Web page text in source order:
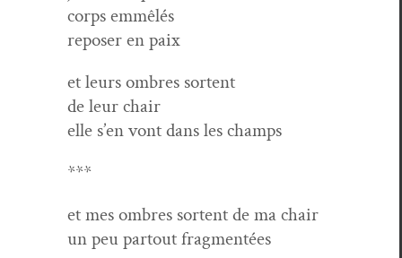
corps emmêlés
repos­er en paix
et leurs ombres sortent
de leur chair
elle s’en vont dans les champs
***
et mes ombres sor­tent de ma chair
un peu partout fragmentées